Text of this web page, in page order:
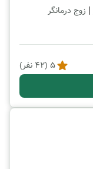
| زوج درمانگر
5
(
42 نفر)